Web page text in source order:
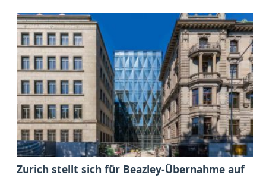
Zurich stellt sich für Beazley-Übernahme auf